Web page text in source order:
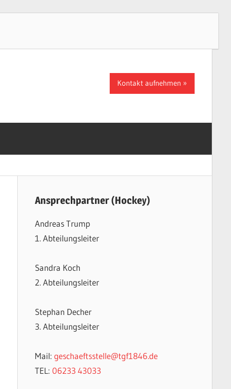
Kontakt aufnehmen
Ansprechpartner (Hockey)
Andreas Trump
1. Abteilungsleiter
Sandra Koch
2. Abteilungsleiter
Stephan Decher
3. Abteilungsleiter
Mail: geschaeftsstelle@tgf1846.de
TEL: 06233 43033